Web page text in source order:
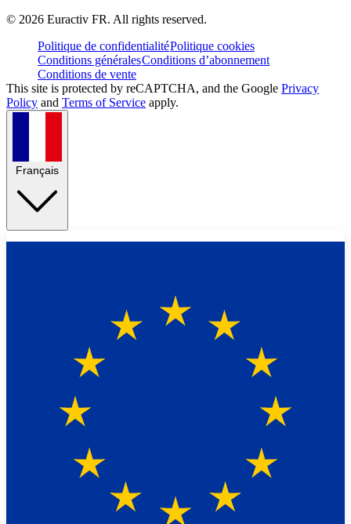
© 2026 Euractiv FR. All rights reserved.
Politique de confidentialitéPolitique cookies
Conditions généralesConditions d’abonnement
Conditions de vente
This site is protected by reCAPTCHA, and the Google Privacy
Policy and Terms of Service apply.
Français